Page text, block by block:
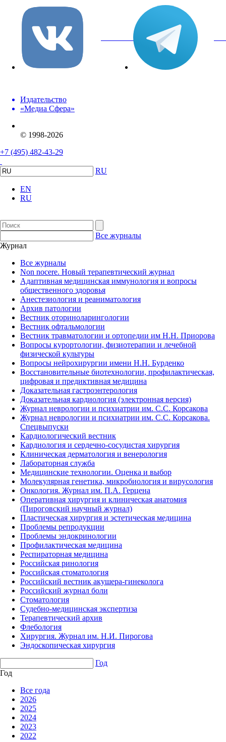
вКонтакте
Издательство
«Медиа Сфера»
© 1998-2026
+7 (495) 482-43-29
RU
EN
RU
Все журналы
Журнал
Все журналы
Non nocere. Новый терапевтический журнал
Адаптивная медицинская иммунология и вопросы
общественного здоровья
Анестезиология и реаниматология
Архив патологии
Вестник оториноларингологии
Вестник офтальмологии
Вестник травматологии и ортопедии им Н.Н. Приорова
Вопросы курортологии, физиотерапии и лечебной
физической культуры
Вопросы нейрохирургии имени Н.Н. Бурденко
Восстановительные биотехнологии, профилактическая,
цифровая и предиктивная медицина
Доказательная гастроэнтерология
Доказательная кардиология (электронная версия)
Журнал неврологии и психиатрии им. С.С. Корсакова
Журнал неврологии и психиатрии им. С.С. Корсакова.
Спецвыпуски
Кардиологический вестник
Кардиология и сердечно-сосудистая хирургия
Клиническая дерматология и венерология
Лабораторная служба
Медицинские технологии. Оценка и выбор
Молекулярная генетика, микробиология и вирусология
Онкология. Журнал им. П.А. Герцена
Оперативная хирургия и клиническая анатомия
(Пироговский научный журнал)
Пластическая хирургия и эстетическая медицина
Проблемы репродукции
Проблемы эндокринологии
Профилактическая медицина
Респираторная медицина
Российская ринология
Российская стоматология
Российский вестник акушера-гинеколога
Российский журнал боли
Стоматология
Судебно-медицинская экспертиза
Терапевтический архив
Флебология
Хирургия. Журнал им. Н.И. Пирогова
Эндоскопическая хирургия
Год
Год
Все года
2026
2025
2024
2023
2022